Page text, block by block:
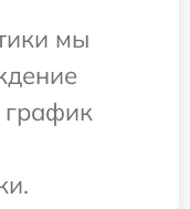
мы
график